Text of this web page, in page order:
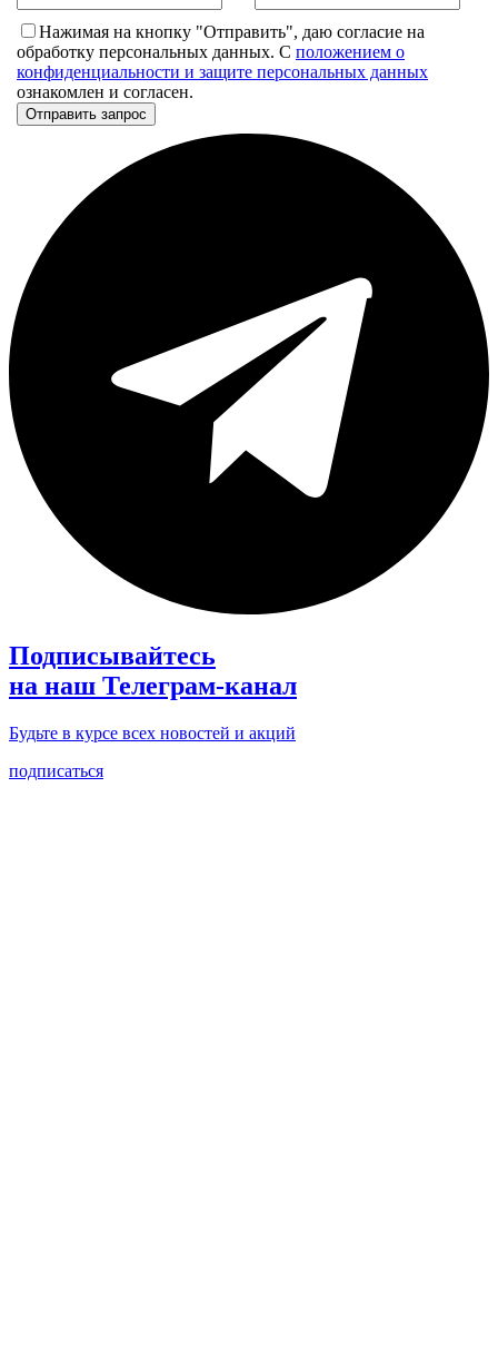
Нажимая на кнопку "Отправить", даю согласие на
обработку персональных данных. С положением о
конфиденциальности и защите персональных данных
ознакомлен и согласен.
Подписывайтесь
на наш Телеграм-канал
Будьте в курсе всех новостей и акций
подписаться